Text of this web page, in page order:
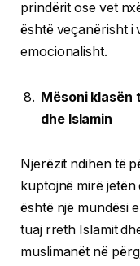
prindërit ose vet
është veçanërisht i
emocionalisht.
Mësoni klasën
dhe Islamin
Njerëzit ndihen të
kuptojnë mirë jetën
është një mundësi
tuaj rreth Islamit
muslimanët në